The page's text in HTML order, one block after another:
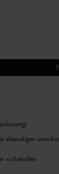
vorbehalten.